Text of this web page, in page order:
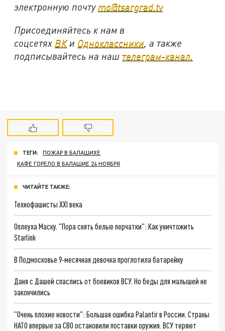
электронную почту mo@tsargrad.tv
Присоединяйтесь к нам в
соцсетях ВКи Одноклассники , а также
подписывайтесь на наш телеграм-канал.
ТЕГИ:
ПОЖАР В БАЛАШИХЕ
КАФЕ ГОРЕЛО В БАЛАШИЕ 24 НОЯБРЯ
ЧИТАЙТЕ ТАКЖЕ:
Технофашисты XXI века
Оплеуха Маску. "Пора снять белые перчатки": Как уничтожить
Starlink
В Подмосковье 9-месячная девочка проглотила батарейку
Даня с Дашей спаслись от боевиков ВСУ. Но беды для малышей не
закончились
"Очень плохие новости": Большая ошибка Palantir в России. Страны
НАТО впервые за СВО остановили поставки оружия. ВСУ теряют